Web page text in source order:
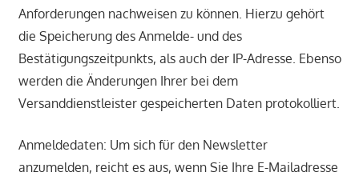
Anforderungen nachweisen zu können. Hierzu gehört
die Speicherung des Anmelde- und des
Bestätigungszeitpunkts, als auch der IP-Adresse. Ebenso
werden die Änderungen Ihrer bei dem
Versanddienstleister gespeicherten Daten protokolliert.
Anmeldedaten: Um sich für den Newsletter
anzumelden, reicht es aus, wenn Sie Ihre E-Mailadresse